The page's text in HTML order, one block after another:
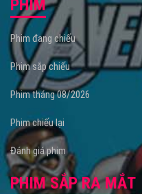
PHIM
Phim đang chiếu
Phim sắp chiếu
Phim tháng 08/2026
Phim chiếu lại
Đánh giá phim
PHIM SẮP RA MẮT